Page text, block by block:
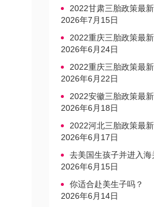
2022甘肃三胎政策最
育产假不享受带薪福利
2026年7月15日
2022重庆三胎政策最
户口、办准生证指南
2026年6月24日
2022重庆三胎政策最
户口、办准生证指南
2026年6月22日
2022安徽三胎政策最
生家庭罚款标准更新
2026年6月18日
2022河北三胎政策最
生三孩不再缴纳社会抚养费
2026年6月17日
去美国生孩子并进入海
要注意的事项是什么？
2026年6月15日
你适合赴美生子吗？
2026年6月14日